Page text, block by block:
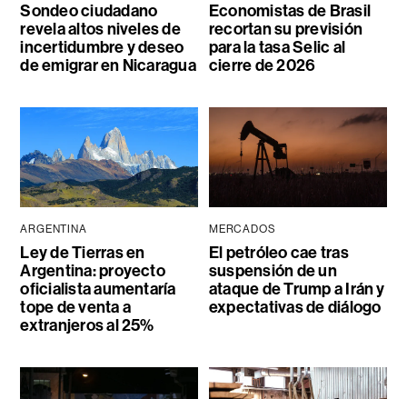
Sondeo ciudadano
revela altos niveles de
incertidumbre y deseo
de emigrar en Nicaragua
Economistas de Brasil
recortan su previsión
para la tasa Selic al
cierre de 2026
ARGENTINA
Ley de Tierras en
Argentina: proyecto
oficialista aumentaría
tope de venta a
extranjeros al 25%
MERCADOS
El petróleo cae tras
suspensión de un
ataque de Trump a Irán y
expectativas de diálogo